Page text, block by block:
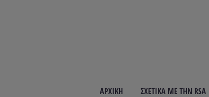
ΑΡΧΙΚΉ ΣΧΕΤΙΚΆ ΜΕ ΤΗΝ RSA